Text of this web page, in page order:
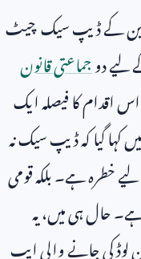
چین کے ڈیپ سیک چیٹ
لیے دوجماعتی قانون
اقدام کا فیصلہ ایک
کہا گیا کہ ڈیپ سیک نہ
خطرہ ہے۔ بلکہ قومی
حال ہی میں، یہ
کی جانے والی ایپ